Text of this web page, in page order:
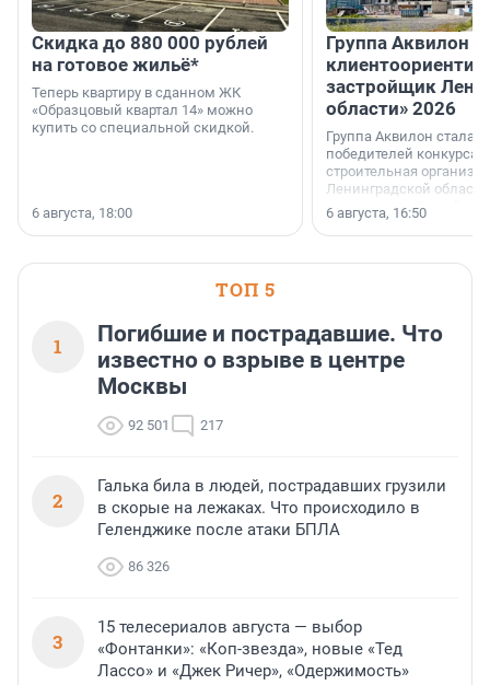
Скидка до 880 000 рублей
на готовое жильё*
Теперь квартиру в сданном ЖК
«Образцовый квартал 14» можно
купить со специальной скидкой.
6 августа, 18:00
Группа Аквилон
застройщик
области» 2026
Группа Аквилон стала
победителей конкурса
строительная
Ленинградской области
номинации «Самый
застройщик
области».
6 августа, 16:50
ТОП 5
1
Погибшие и пострадавшие. Что
известно о взрыве в центре
Москвы
92 501 217
2
Галька била в людей, пострадавших грузили
в скорые на лежаках. Что происходило в
Геленджике после атаки БПЛА
86 326
3
15 телесериалов августа — выбор
«Фонтанки»: «Коп-звезда», новые «Тед
Лассо» и «Джек Ричер», «Одержимость»